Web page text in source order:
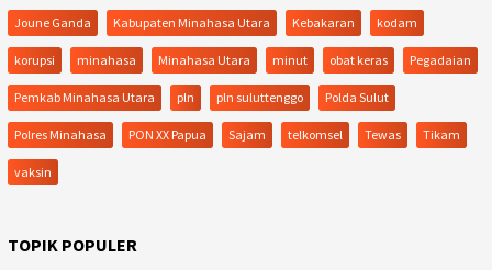
Joune Ganda Kabupaten Minahasa Utara Kebakaran kodam
korupsi minahasa Minahasa Utara minut obat keras Pegadaian
Pemkab Minahasa Utara pln pln suluttenggo Polda Sulut
Polres Minahasa PON XX Papua Sajam telkomsel Tewas Tikam
vaksin
TOPIK POPULER